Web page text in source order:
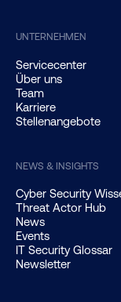
UNTERNEHMEN
Servicecenter
Über uns
Team
Karriere
Stellenangebote
NEWS & INSIGHTS
Cyber Security
Threat Actor Hub
News
Events
IT Security Glossar
Newsletter